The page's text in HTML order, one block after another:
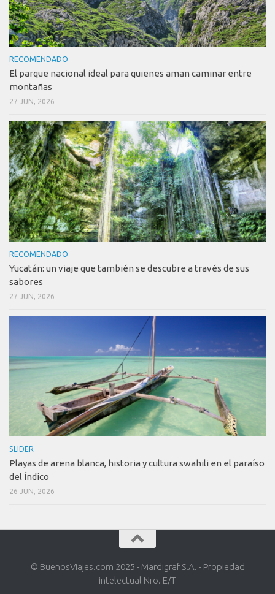
RECOMENDADO
El parque nacional ideal para quienes aman caminar entre
montañas
27 JUN, 2026
RECOMENDADO
Yucatán: un viaje que también se descubre a través de sus
sabores
27 JUN, 2026
SLIDER
Playas de arena blanca, historia y cultura swahili en el paraíso
del Índico
26 JUN, 2026
© BuenosViajes.com 2025 - Mardigraf S.A. - Propiedad
intelectual Nro. E/T